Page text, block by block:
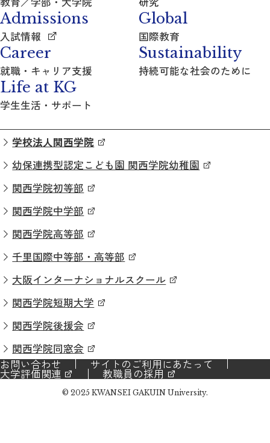
Admissions
入試情報
Global
国際教育
Career
就職・キャリア支援
Sustainability
持続可能な社会のために
Life at KG
学生生活・サポート
学校法人関西学院
幼保連携型認定こども園 関西学院幼稚園
関西学院初等部
関西学院中学部
関西学院高等部
千里国際中等部・高等部
大阪インターナショナルスクール
関西学院短期大学
関西学院後援会
関西学院同窓会
お問い合わせ
サイトのご利用にあたって
大学評価関連 教職員の採用
© 2025 KWANSEI GAKUIN University.